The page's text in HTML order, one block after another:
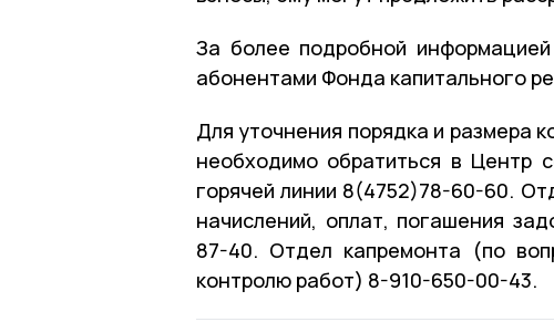
За более подробной
абонентами Фонда капитального
Для уточнения порядка и размера
необходимо обратиться в Центр
горячей линии 8(4752)78-60-60.
начислений, оплат, погашения
87-40. Отдел капремонта (по
контролю работ) 8-910-650-00-43.